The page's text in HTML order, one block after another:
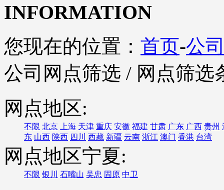
INFORMATION
您现在的位置： 首页-公
公司网点筛选 / 网点筛选
网点地区:
不限 北京 上海 天津 重庆 安徽 福建 甘肃 广东 广西 贵州
东 山西 陕西 四川 西藏 新疆 云南 浙江 澳门 香港 台湾
网点地区宁夏:
不限 银川 石嘴山 吴忠 固原 中卫